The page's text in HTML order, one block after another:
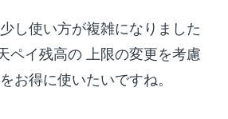
し使い方が複雑になりました
ペイ残高の 上限の変更を考慮
お得に使いたいですね。